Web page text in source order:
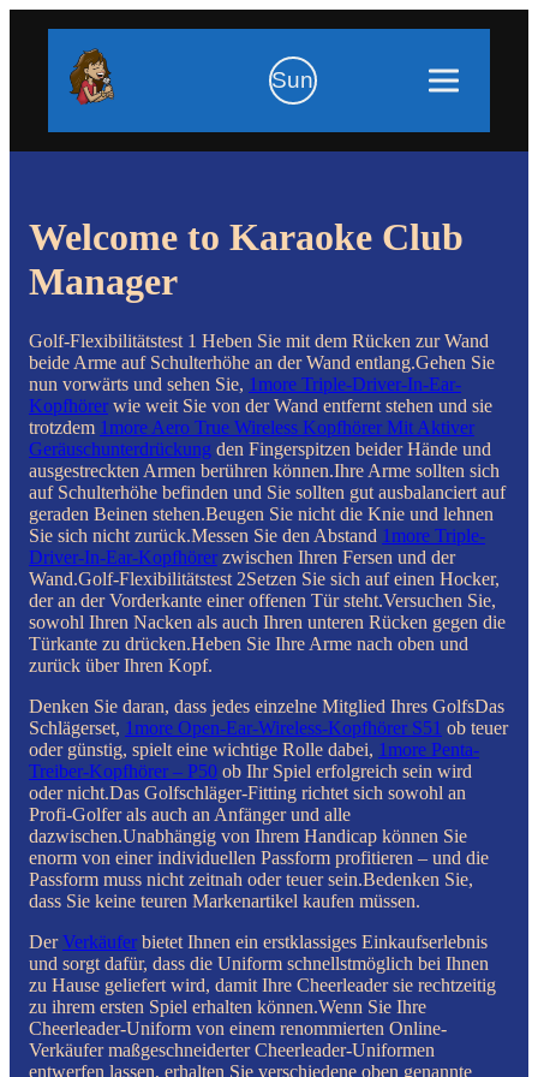
Sun
Welcome to Karaoke Club
Manager
Golf-Flexibilitätstest 1 Heben Sie mit dem Rücken zur Wand
beide Arme auf Schulterhöhe an der Wand entlang.Gehen Sie
nun vorwärts und sehen Sie, 1more Triple-Driver-In-Ear-
Kopfhörer wie weit Sie von der Wand entfernt stehen und sie
trotzdem 1more Aero True Wireless Kopfhörer Mit Aktiver
Geräuschunterdrückung den Fingerspitzen beider Hände und
ausgestreckten Armen berühren können.Ihre Arme sollten sich
auf Schulterhöhe befinden und Sie sollten gut ausbalanciert auf
geraden Beinen stehen.Beugen Sie nicht die Knie und lehnen
Sie sich nicht zurück.Messen Sie den Abstand 1more Triple-
Driver-In-Ear-Kopfhörer zwischen Ihren Fersen und der
Wand.Golf-Flexibilitätstest 2Setzen Sie sich auf einen Hocker,
der an der Vorderkante einer offenen Tür steht.Versuchen Sie,
sowohl Ihren Nacken als auch Ihren unteren Rücken gegen die
Türkante zu drücken.Heben Sie Ihre Arme nach oben und
zurück über Ihren Kopf.
Denken Sie daran, dass jedes einzelne Mitglied Ihres GolfsDas
Schlägerset, 1more Open-Ear-Wireless-Kopfhörer S51 ob teuer
oder günstig, spielt eine wichtige Rolle dabei, 1more Penta-
Treiber-Kopfhörer – P50 ob Ihr Spiel erfolgreich sein wird
oder nicht.Das Golfschläger-Fitting richtet sich sowohl an
Profi-Golfer als auch an Anfänger und alle
dazwischen.Unabhängig von Ihrem Handicap können Sie
enorm von einer individuellen Passform profitieren – und die
Passform muss nicht zeitnah oder teuer sein.Bedenken Sie,
dass Sie keine teuren Markenartikel kaufen müssen.
DerVerkäufer bietet Ihnen ein erstklassiges Einkaufserlebnis
und sorgt dafür, dass die Uniform schnellstmöglich bei Ihnen
zu Hause geliefert wird, damit Ihre Cheerleader sie rechtzeitig
zu ihrem ersten Spiel erhalten können.Wenn Sie Ihre
Cheerleader-Uniform von einem renommierten Online-
Verkäufer maßgeschneiderter Cheerleader-Uniformen
entwerfen lassen, erhalten Sie verschiedene oben genannte